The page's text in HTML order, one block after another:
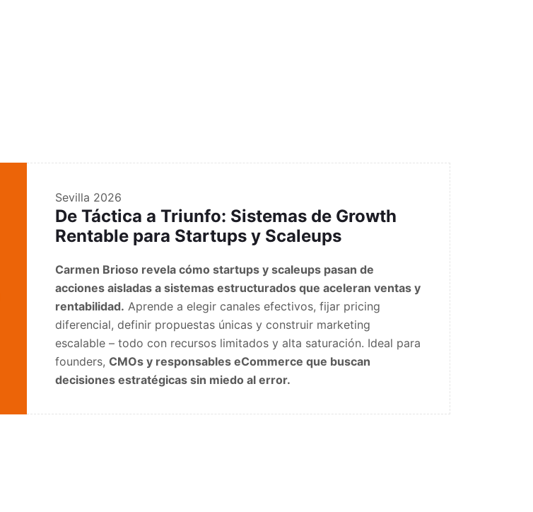
Sevilla 2026
De Táctica a Triunfo: Sistemas de Growth
Rentable para Startups y Scaleups
Carmen Brioso revela cómo startups y scaleups pasan de
acciones aisladas a sistemas estructurados que aceleran ventas y
rentabilidad. Aprende a elegir canales efectivos, fijar pricing
diferencial, definir propuestas únicas y construir marketing
escalable – todo con recursos limitados y alta saturación. Ideal para
founders,CMOs y responsables eCommerce que buscan
decisiones estratégicas sin miedo al error.